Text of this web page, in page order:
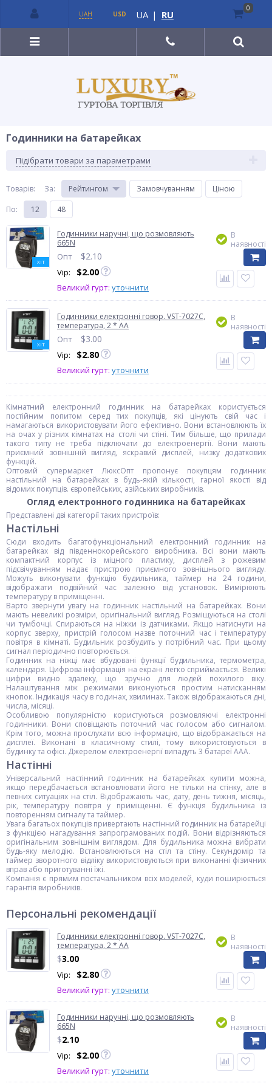
Годинники на батарейках
Підібрати товари за параметрами
Товарів: За: Рейтингом Замовчуванням
Ціною
По: 12 48
ХІТ
Годинники наручні, що розмовляють
665N
Опт $2.10
Vip: $2.00
Великий гурт: уточнити
В
наявності
ХІТ
Годинники електронні говор. VST-7027С,
температура, 2 * AA
Опт $3.00
Vip: $2.80
Великий гурт: уточнити
В
наявності
Кімнатний електронний годинник на батарейках користується
постійним попитом серед тих покупців, які цінують свій час і
намагаються використовувати його ефективно. Вони встановлюють їх
на очах у різних кімнатах на столі чи стіні. Тим більше, що прилади
такого типу не треба підключати до електроенергії. Вони мають
приємний зовнішній вигляд, яскравий дисплей, низку додаткових
функцій.
Оптовий супермаркет ЛюксОпт пропонує покупцям годинник
настільний на батарейках в будь-якій кількості, гарної якості від
відомих покупців. європейських, азійських виробників.
Огляд електронного годинника на батарейках
Представлені дві категорії таких пристроїв:
Настільні
Сюди входить багатофункціональний електронний годинник на
батарейках від південнокорейського виробника. Всі вони мають
компактний корпус із міцного пластику, дисплей з рожевим
підсвічуванням надає пристрою приємного зовнішнього вигляду.
Можуть виконувати функцію будильника, таймер на 24 години,
відображати подвійний час залежно від установок. Вимірюють
температуру в приміщенні.
Варто звернути увагу на годинник настільний на батарейках. Вони
мають невеликі розміри, оригінальний вигляд. Розміщуються на столі
чи тумбочці. Спираються на ніжки із датчиками. Якщо натиснути на
корпус зверху, пристрій голосом назве поточний час і температуру
повітря в кімнаті. Будильник розбудить у потрібний час. При цьому
сигнал періодично повторюється.
Годинник на ніжці має вбудовані функції будильника, термометра,
календаря. Цифрова інформація на екрані легко сприймається. Великі
цифри видно здалеку, що зручно для людей похилого віку.
Налаштування між режимами виконуються простим натисканням
кнопок. Індикація часу в годинах, хвилинах. Також відображаються дні,
числа, місяці.
Особливою популярністю користуються розмовляючі електронні
годинники. Вони сповіщають поточний час голосом або сигналом.
Крім того, можна прослухати всю інформацію, що відображається на
дисплеї. Виконані в класичному стилі, тому використовуються в
будинку та офісі. Джерелом електроенергії випадуть 3 батареї ААА.
Настінні
Універсальний настінний годинник на батарейках купити можна,
якщо передбачається встановлювати його не тільки на стінку, але в
певних ситуаціях на стіл. Відображають час, дату, день тижня, місяць,
рік, температуру повітря у приміщенні. Є функція будильника із
повторенням сигналу та таймер.
Увага багатьох покупців привертають настінний годинник на батарейці
з функцією нагадування запрограмованих подій. Вони відрізняються
оригінальним зовнішнім виглядом. Для будильника можна вибрати
будь-яку мелодію. Встановлюються на стіл та стіну. Секундомір та
таймер зворотного відліку використовуються при виконанні фізичних
вправ або приготуванні їжі.
Компанія є прямим постачальником всіх моделей, куди поширюється
гарантія виробників.
Персональні рекомендації
Годинники електронні говор. VST-7027С,
температура, 2 * AA
$3.00
Vip: $2.80
Великий гурт: уточнити
В
наявності
Годинники наручні, що розмовляють
665N
$2.10
Vip: $2.00
Великий гурт: уточнити
В
наявності
UAH USD UA | RU
0